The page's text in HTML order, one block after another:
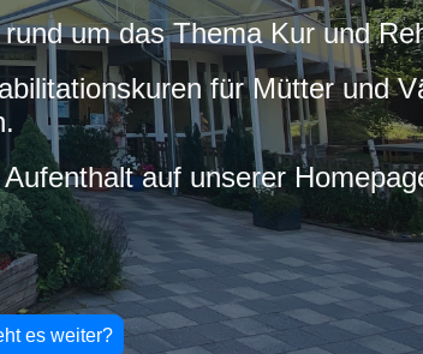
um das Thema Kur und
für Mütter und
auf unserer
es weiter?